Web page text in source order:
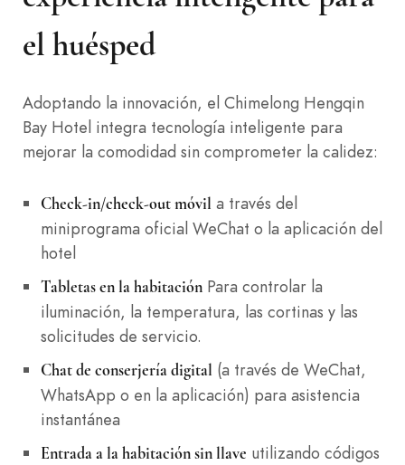
el huésped
Adoptando la innovación, el Chimelong Hengqin
Bay Hotel integra tecnología inteligente para
mejorar la comodidad sin comprometer la calidez:
Check-in/check-out móvil a través del
miniprograma oficial WeChat o la aplicación del
hotel
Tabletas en la habitaciónPara controlar la
iluminación, la temperatura, las cortinas y las
solicitudes de servicio.
Chat de conserjería digital (a través de WeChat,
WhatsApp o en la aplicación) para asistencia
instantánea
Entrada a la habitación sin llave utilizando códigos